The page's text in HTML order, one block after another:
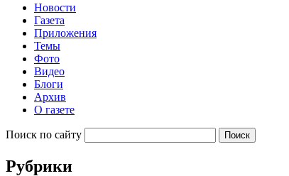
Новости
Газета
Приложения
Темы
Фото
Видео
Блоги
Архив
О газете
Поиск по сайту
Рубрики